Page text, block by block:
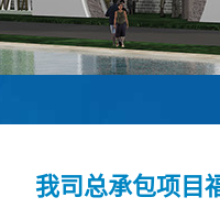
我司总承包项目